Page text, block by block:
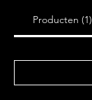
Producten (1)